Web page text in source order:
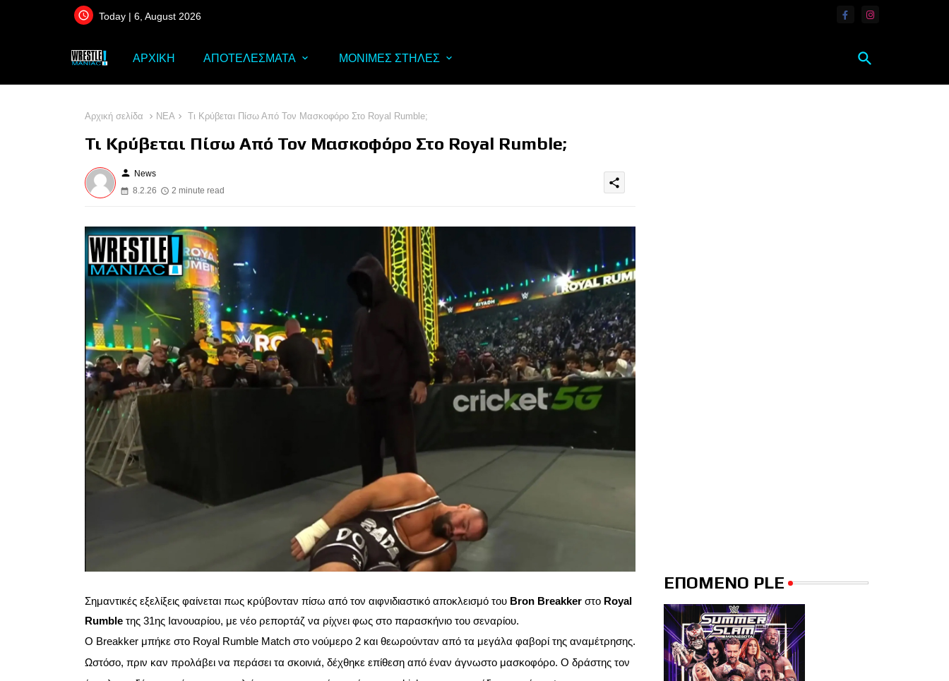
Today | 6, August 2026
ΑΡΧΙΚΗ ΑΠΟΤΕΛΕΣΜΑΤΑ ΜΟΝΙΜΕΣ ΣΤΗΛΕΣ
Αρχική σελίδα ΝΕΑ Τι Κρύβεται Πίσω Από Τον Μασκοφόρο Στο Royal Rumble;
Τι Κρύβεται Πίσω Από Τον Μασκοφόρο Στο Royal Rumble;
person News
8.2.26
2 minute read
share
Σημαντικές εξελίξεις φαίνεται πως κρύβονταν πίσω από τον αιφνιδιαστικό αποκλεισμό του Bron Breakkerστο Royal
Rumbleτης 31ης Ιανουαρίου, με νέο ρεπορτάζ να ρίχνει φως στο παρασκήνιο του σεναρίου.
Ο Breakker μπήκε στο Royal Rumble Match στο νούμερο 2 και θεωρούνταν από τα μεγάλα φαβορί της αναμέτρησης.
Ωστόσο, πριν καν προλάβει να περάσει τα σκοινιά, δέχθηκε επίθεση από έναν άγνωστο μασκοφόρο. Ο δράστης τον
ΕΠΟΜΕΝΟ PLE